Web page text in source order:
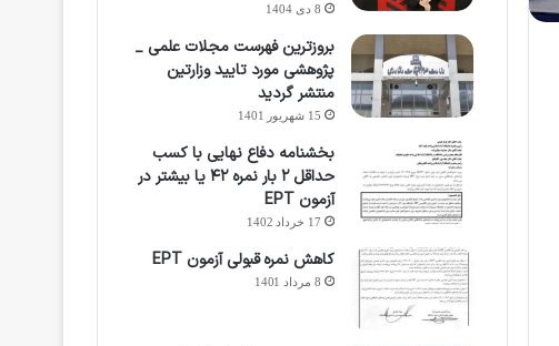
8 دی 1404
بروزترین فهرست مجلات علمی _
پژوهشی مورد تایید وزارتین
منتشر گردید
15 شهریور 1401
بخشنامه دفاع نهایی با کسب
حداقل ۲ بار نمره ۴۲ یا بیشتر در
آزمون EPT
17 خرداد 1402
کاهش نمره قبولی آزمون EPT
8 مرداد 1401